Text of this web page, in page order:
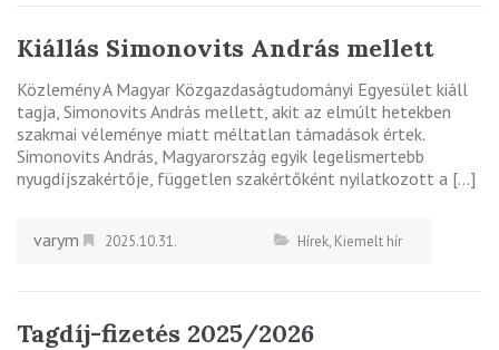
Kiállás Simonovits András mellett
Közlemény A Magyar Közgazdaságtudományi Egyesület kiáll
tagja, Simonovits András mellett, akit az elmúlt hetekben
szakmai véleménye miatt méltatlan támadások értek.
Simonovits András, Magyarország egyik legelismertebb
nyugdíjszakértője, független szakértőként nyilatkozott a […]
varym 2025.10.31. Hírek, Kiemelt hír
Tagdíj-fizetés 2025/2026